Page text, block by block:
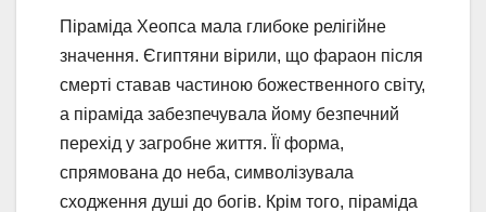
Піраміда Хеопса мала глибоке релігійне
значення. Єгиптяни вірили, що фараон після
смерті ставав частиною божественного світу,
а піраміда забезпечувала йому безпечний
перехід у загробне життя. Її форма,
спрямована до неба, символізувала
сходження душі до богів. Крім того, піраміда